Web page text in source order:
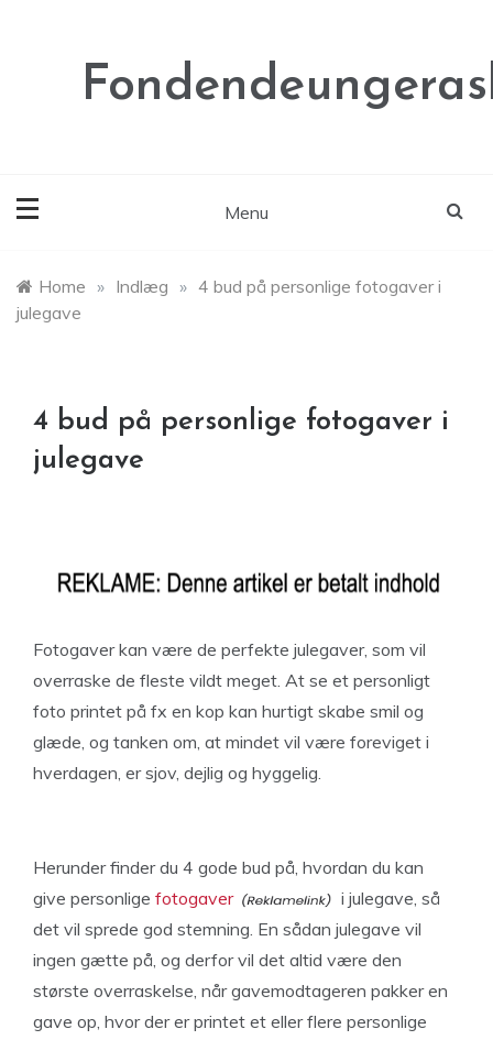
Menu
Home » Indlæg » 4 bud på personlige fotogaver i
julegave
4 bud på personlige fotogaver i
julegave
Fotogaver kan være de perfekte julegaver, som vil
overraske de fleste vildt meget. At se et personligt
foto printet på fx en kop kan hurtigt skabe smil og
glæde, og tanken om, at mindet vil være foreviget i
hverdagen, er sjov, dejlig og hyggelig.
Herunder finder du 4 gode bud på, hvordan du kan
give personlige fotogaver
i julegave, så
det vil sprede god stemning. En sådan julegave vil
ingen gætte på, og derfor vil det altid være den
største overraskelse, når gavemodtageren pakker en
gave op, hvor der er printet et eller flere personlige